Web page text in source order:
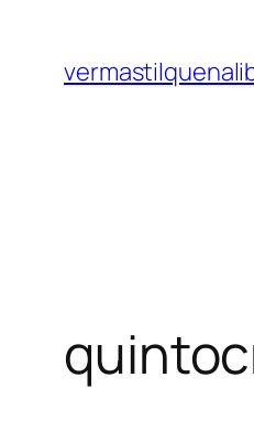
contenido